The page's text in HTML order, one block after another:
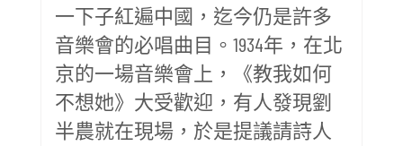
一下子紅遍中國，迄今仍是許多
音樂會的必唱曲目。1934年，在北
京的一場音樂會上，《教我如何
不想她》大受歡迎，有人發現劉
半農就在現場，於是提議請詩人